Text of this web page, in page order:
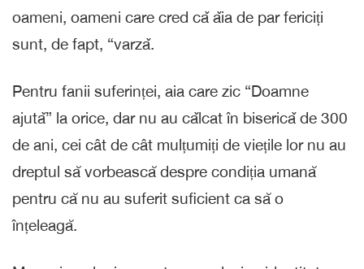
oameni, oameni care cred cǎ ǎia de par fericiți
sunt, de fapt, “varzǎ.
Pentru fanii suferinței, aia care zic “Doamne
ajutǎ” la orice, dar nu au cǎlcat în bisericǎ de 300
de ani, cei cât de cât mulțumiți de viețile lor nu au
dreptul să vorbească despre condiția umană
pentru că nu au suferit suficient ca să o
înțeleagă.